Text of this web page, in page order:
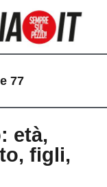
77
età,
figli,